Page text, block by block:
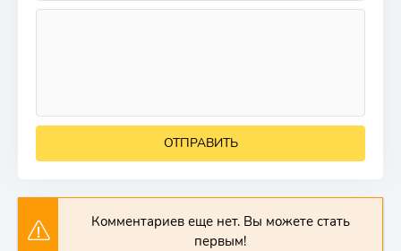
ОТПРАВИТЬ
Комментариев еще нет. Вы можете стать
первым!